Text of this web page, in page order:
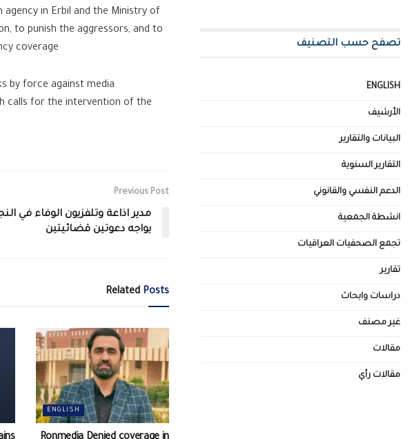
in Erbil and the Ministry of
to punish the aggressors, and to
coverage
by force against media
calls for the intervention of the
Previous Post
مدير اذاعة وتلفزيون الوفاء في
يواجه دعوتين قضائيتين
Related Posts
ENGLISH
تصفح حسب التصنيف
ENGLISH
الأرشيف
البيانات والتقارير
التقارير السنوية
الدعم النفسي والقانوني
انشطة الجمعية
تجمع الصحفيات العراقيات
تقارير
دراسات وابحاث
غير مصنف
مقالات
مقالات رأي